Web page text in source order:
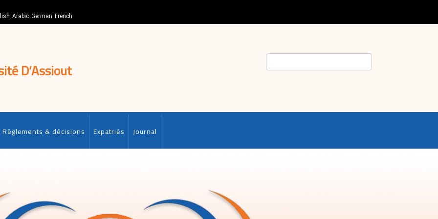
Arabic German French
D’Assiout
Règlements & décisions Expatriés Journal